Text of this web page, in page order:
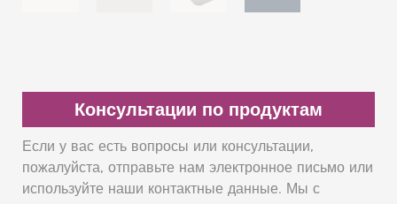
Консультации по продуктам
Если у вас есть вопросы или консультации,
пожалуйста, отправьте нам электронное письмо или
используйте наши контактные данные. Мы с